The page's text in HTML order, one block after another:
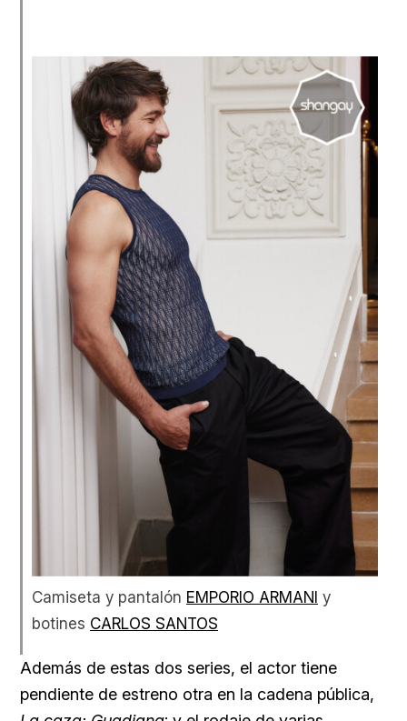
Camiseta y pantalón EMPORIO ARMANI y
botines CARLOS SANTOS
Además de estas dos series, el actor tiene
pendiente de estreno otra en la cadena pública,